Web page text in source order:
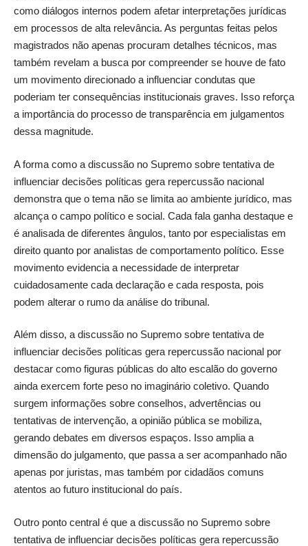
como diálogos internos podem afetar interpretações jurídicas
em processos de alta relevância. As perguntas feitas pelos
magistrados não apenas procuram detalhes técnicos, mas
também revelam a busca por compreender se houve de fato
um movimento direcionado a influenciar condutas que
poderiam ter consequências institucionais graves. Isso reforça
a importância do processo de transparência em julgamentos
dessa magnitude.
A forma como a discussão no Supremo sobre tentativa de
influenciar decisões políticas gera repercussão nacional
demonstra que o tema não se limita ao ambiente jurídico, mas
alcança o campo político e social. Cada fala ganha destaque e
é analisada de diferentes ângulos, tanto por especialistas em
direito quanto por analistas de comportamento político. Esse
movimento evidencia a necessidade de interpretar
cuidadosamente cada declaração e cada resposta, pois
podem alterar o rumo da análise do tribunal.
Além disso, a discussão no Supremo sobre tentativa de
influenciar decisões políticas gera repercussão nacional por
destacar como figuras públicas do alto escalão do governo
ainda exercem forte peso no imaginário coletivo. Quando
surgem informações sobre conselhos, advertências ou
tentativas de intervenção, a opinião pública se mobiliza,
gerando debates em diversos espaços. Isso amplia a
dimensão do julgamento, que passa a ser acompanhado não
apenas por juristas, mas também por cidadãos comuns
atentos ao futuro institucional do país.
Outro ponto central é que a discussão no Supremo sobre
tentativa de influenciar decisões políticas gera repercussão